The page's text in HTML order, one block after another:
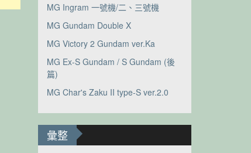
MG Ingram 一號機/二、三號機
MG Gundam Double X
MG Victory 2 Gundam ver.Ka
MG Ex-S Gundam / S Gundam (後
篇)
MG Char's Zaku II type-S ver.2.0
彙整